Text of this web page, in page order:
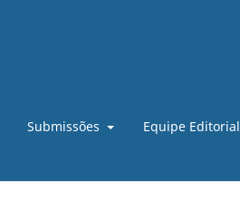
Submissões Equipe Editorial